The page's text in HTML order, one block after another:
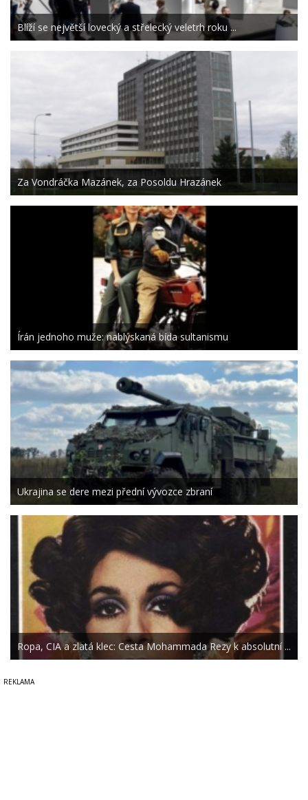
Blíží se největší lovecký a střelecký veletrh roku ...
Za Vondráčka Mazánek, za Posoldu Hrazánek
Írán jednoho muže: nablýskaná bída sultanismu
Ukrajina se dere mezi přední vývozce zbraní
Ropa, CIA a zlatá klec: Cesta Mohammada Rezy k absolutní ...